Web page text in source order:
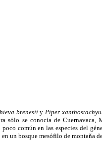
brenesiiy Piper
sólo se conocía de Cuernavaca,
común en las especies del
un bosque mesófilo de montaña